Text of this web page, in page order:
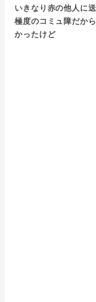
いきなり赤の他人に
極度のコミュ障だか
かったけど